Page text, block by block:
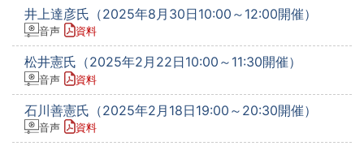
井上達彦氏（2025年8月30日10:00～12:00開催）
音声 資料
松井憲氏（2025年2月22日10:00～11:30開催）
音声 資料
石川善憲氏（2025年2月18日19:00～20:30開催）
音声 資料